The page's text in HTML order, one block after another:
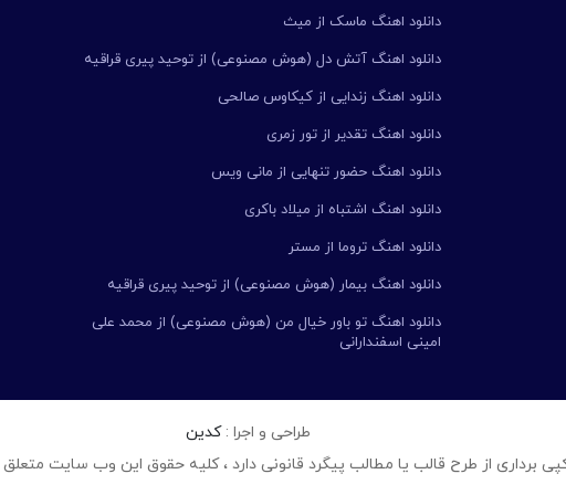
دانلود اهنگ ماسک از میث
دانلود اهنگ آتش دل (هوش مصنوعی) از توحید پیری قراقیه
دانلود اهنگ زندایی از کیکاوس صالحی
دانلود اهنگ تقدیر از تور زمری
دانلود اهنگ حضور تنهایی از مانی ویس
دانلود اهنگ اشتباه از میلاد باکری
دانلود اهنگ تروما از مستر
دانلود اهنگ بیمار (هوش مصنوعی) از توحید پیری قراقیه
دانلود اهنگ تو باور خیال من (هوش مصنوعی) از محمد علی
امینی اسفندارانی
طراحی و اجرا :کدین
برداری از طرح قالب یا مطالب پیگرد قانونی دارد ، کلیه حقوق این وب سایت